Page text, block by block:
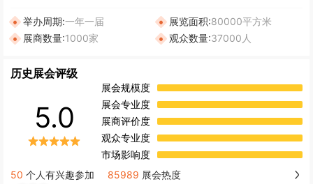
举办周期:一年一届 展览面积:80000平方米
展商数量:1000家 观众数量:37000人
历史展会评级
5.0
展会规模度
展会专业度
展商评价度
观众专业度
市场影响度
50 个人有兴趣参加 85989 展会热度